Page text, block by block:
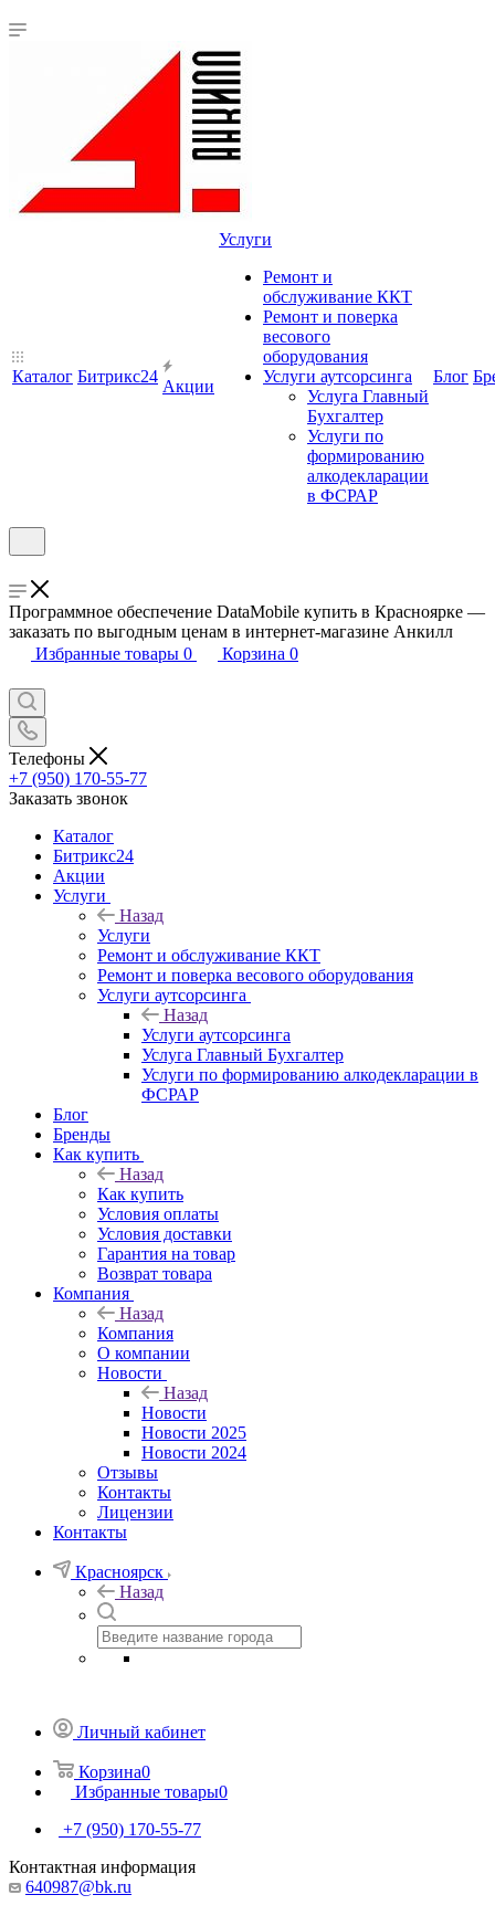
Каталог Битрикс24
Акции
Услуги
Ремонт и
обслуживание ККТ
Ремонт и поверка
весового
оборудования
Услуги аутсорсинга
Услуга Главный
Бухгалтер
Услуги по
формированию
алкодекларации
в ФСРАР
Блог
Программное обеспечение DataMobile купить в Красноярке —
заказать по выгодным ценам в интернет-магазине Анкилл
Избранные товары 0 Корзина 0
Телефоны
+7 (950) 170-55-77
Заказать звонок
Каталог
Битрикс24
Акции
Услуги
Назад
Услуги
Ремонт и обслуживание ККТ
Ремонт и поверка весового оборудования
Услуги аутсорсинга
Назад
Услуги аутсорсинга
Услуга Главный Бухгалтер
Услуги по формированию алкодекларации в
ФСРАР
Блог
Бренды
Как купить
Назад
Как купить
Условия оплаты
Условия доставки
Гарантия на товар
Возврат товара
Компания
Назад
Компания
О компании
Новости
Назад
Новости
Новости 2025
Новости 2024
Отзывы
Контакты
Лицензии
Контакты
Красноярск
Назад
Личный кабинет
Корзина0
Избранные товары0
+7 (950) 170-55-77
Контактная информация
640987@bk.ru